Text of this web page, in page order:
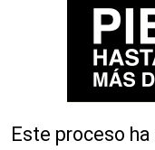
Este proceso